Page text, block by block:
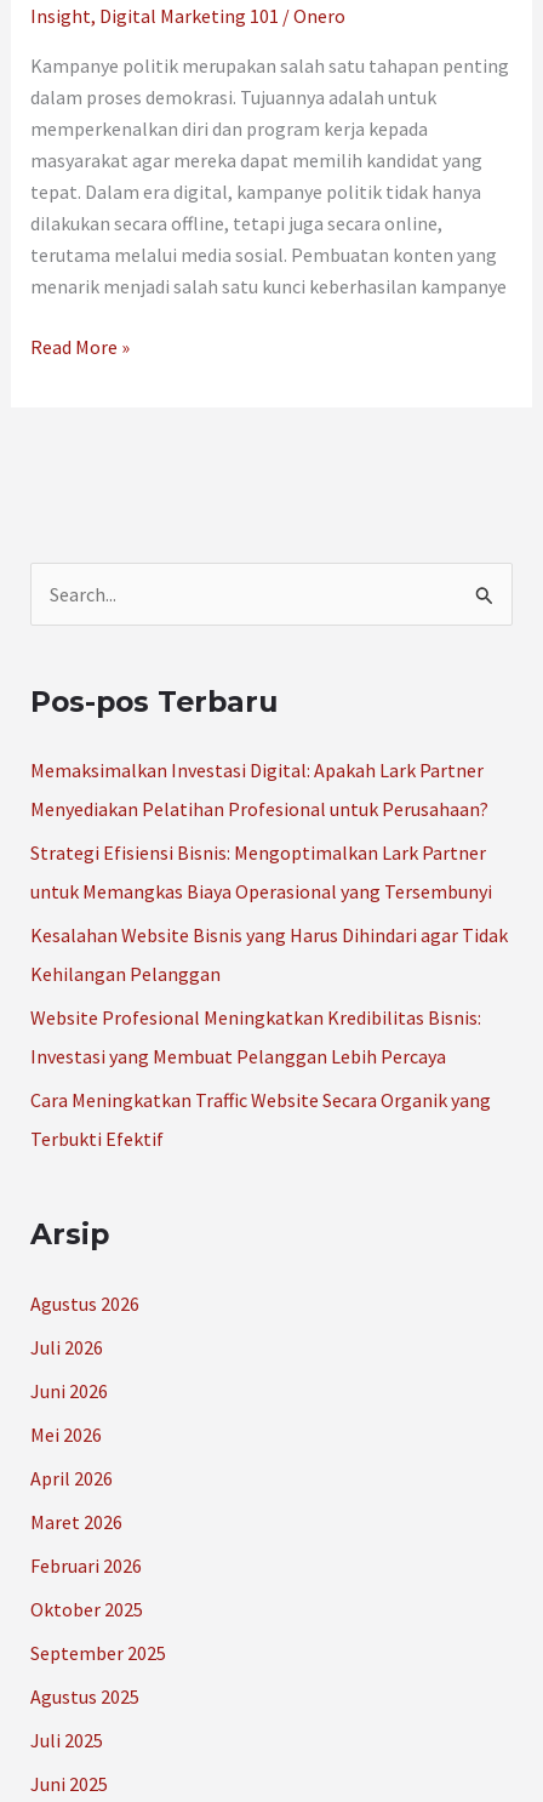
Insight, Digital Marketing 101 /Onero
Kampanye politik merupakan salah satu tahapan penting
dalam proses demokrasi. Tujuannya adalah untuk
memperkenalkan diri dan program kerja kepada
masyarakat agar mereka dapat memilih kandidat yang
tepat. Dalam era digital, kampanye politik tidak hanya
dilakukan secara offline, tetapi juga secara online,
terutama melalui media sosial. Pembuatan konten yang
menarik menjadi salah satu kunci keberhasilan kampanye
Read More »
i
:
Pos-pos Terbaru
Memaksimalkan Investasi Digital: Apakah Lark Partner
Menyediakan Pelatihan Profesional untuk Perusahaan?
Strategi Efisiensi Bisnis: Mengoptimalkan Lark Partner
untuk Memangkas Biaya Operasional yang Tersembunyi
Kesalahan Website Bisnis yang Harus Dihindari agar Tidak
Kehilangan Pelanggan
Website Profesional Meningkatkan Kredibilitas Bisnis:
Investasi yang Membuat Pelanggan Lebih Percaya
Cara Meningkatkan Traffic Website Secara Organik yang
Terbukti Efektif
Arsip
Agustus 2026
Juli 2026
Juni 2026
Mei 2026
April 2026
Maret 2026
Februari 2026
Oktober 2025
September 2025
Agustus 2025
Juli 2025
Juni 2025